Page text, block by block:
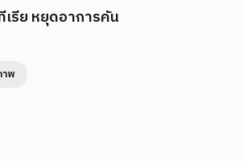
รีย หยุดอาการคัน
พ